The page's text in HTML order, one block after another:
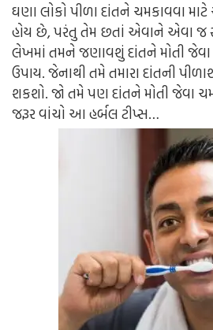
ઘણા લોકો પીળા દાંતને ચમકાવવા
હોય છે, પરંતુ તેમ છતાં એવાને એવા
લેખમાં તમને જણાવશું દાંતને મોતી જેવા
ઉપાય. જેનાથી તમે તમારા દાંતની
શકશો. જો તમે પણ દાંતને મોતી જેવા
જરૂર વાંચો આ હર્બલ ટીપ્સ…